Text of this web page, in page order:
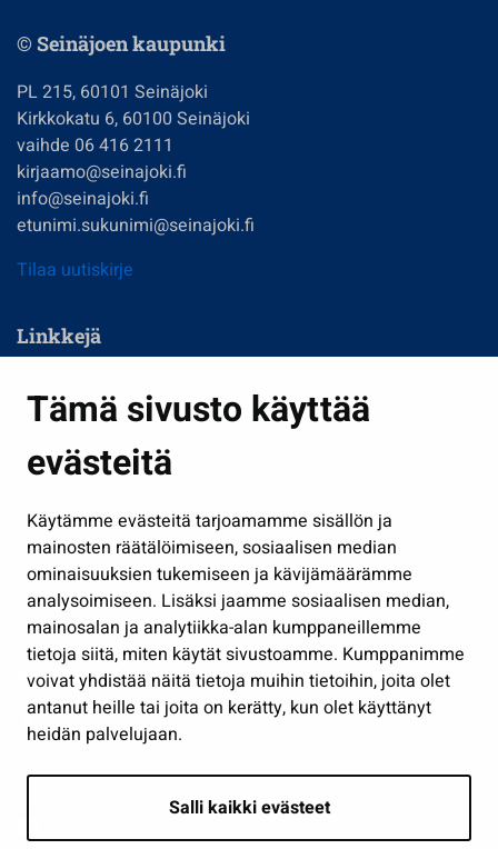
Tämä sivusto käyttää
evästeitä
Käytämme evästeitä tarjoamamme sisällön ja
mainosten räätälöimiseen, sosiaalisen median
ominaisuuksien tukemiseen ja kävijämäärämme
analysoimiseen. Lisäksi jaamme sosiaalisen median,
mainosalan ja analytiikka-alan kumppaneillemme
tietoja siitä, miten käytät sivustoamme. Kumppanimme
voivat yhdistää näitä tietoja muihin tietoihin, joita olet
antanut heille tai joita on kerätty, kun olet käyttänyt
heidän palvelujaan.
Salli kaikki evästeet
© Seinäjoen kaupunki
PL 215, 60101 Seinäjoki
Kirkkokatu 6, 60100 Seinäjoki
vaihde 06 416 2111
kirjaamo@seinajoki.fi
info@seinajoki.fi
etunimi.sukunimi@seinajoki.fi
Tilaa uutiskirje
Linkkejä
Kasvatus ja opetus
Kulttuuri ja liikunta
Työ ja yrittäminen
Osallistu ja asioi
Näytä omat evästeasetukseni
Seuraa meitä